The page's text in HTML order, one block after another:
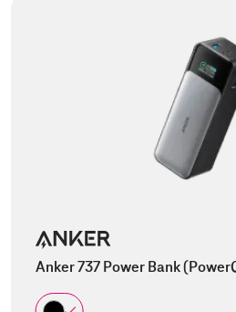
Anker 737 Power Bank